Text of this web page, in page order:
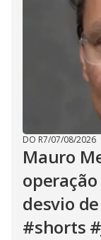
DO R7/07/08/2026
Mauro
desvio
#shorts